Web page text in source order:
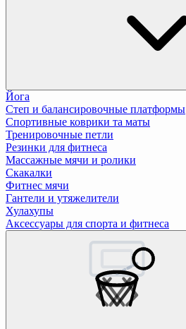
Йога
Степ и балансировочные платформы
Спортивные коврики та маты
Тренировочные петли
Резинки для фитнеса
Массажные мячи и ролики
Скакалки
Фитнес мячи
Гантели и утяжелители
Хулахупы
Аксессуары для спорта и фитнеса